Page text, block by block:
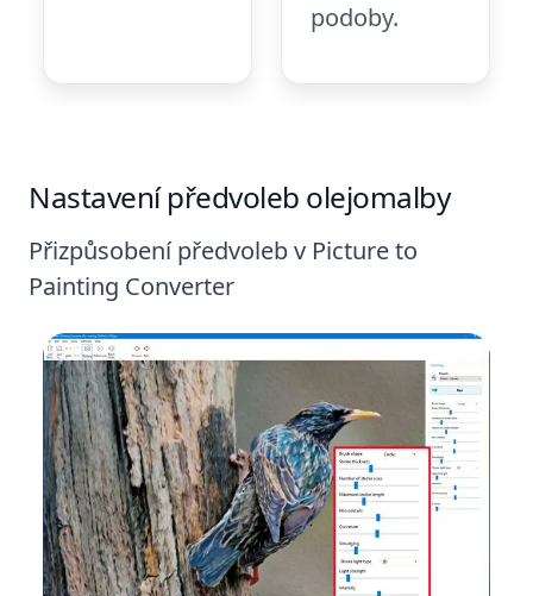
podoby.
Nastavení předvoleb olejomalby
Přizpůsobení předvoleb v Picture to
Painting Converter